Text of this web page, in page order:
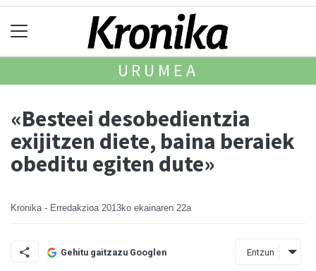
URUMEA
«Besteei desobedientzia
exijitzen diete, baina beraiek
obeditu egiten dute»
Kronika - Erredakzioa 2013ko ekainaren 22a
Gehitu gaitzazu Googlen Entzun